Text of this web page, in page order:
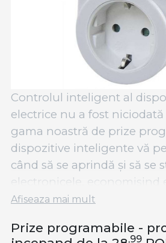
Controlul inteligent al
electrice nu a fost
gama noastră de prize
dispozitive inteligente vă
când să se aprindă și să se
electronicele, economisind
prelungind durata de viață
Prizele noastre
Afiseaza mai mult
Prize programabile -
,99